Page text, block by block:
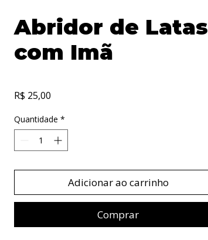
Abridor de Latas
com Imã
R$ 25,00
Quantidade *
Adicionar ao carrinho
Comprar